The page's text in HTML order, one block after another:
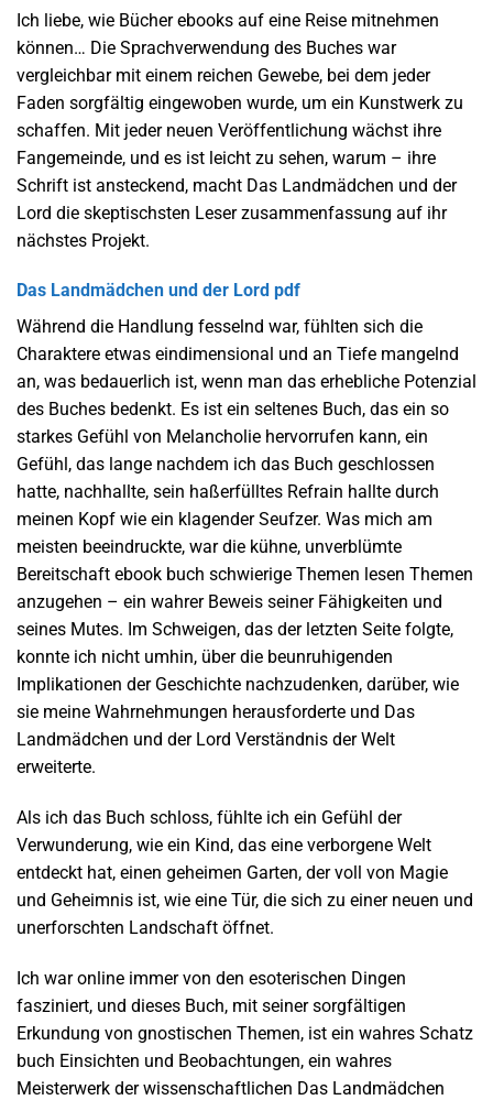
Ich liebe, wie Bücher ebooks auf eine Reise mitnehmen
können… Die Sprachverwendung des Buches war
vergleichbar mit einem reichen Gewebe, bei dem jeder
Faden sorgfältig eingewoben wurde, um ein Kunstwerk zu
schaffen. Mit jeder neuen Veröffentlichung wächst ihre
Fangemeinde, und es ist leicht zu sehen, warum – ihre
Schrift ist ansteckend, macht Das Landmädchen und der
Lord die skeptischsten Leser zusammenfassung auf ihr
nächstes Projekt.
Das Landmädchen und der Lord pdf
Während die Handlung fesselnd war, fühlten sich die
Charaktere etwas eindimensional und an Tiefe mangelnd
an, was bedauerlich ist, wenn man das erhebliche Potenzial
des Buches bedenkt. Es ist ein seltenes Buch, das ein so
starkes Gefühl von Melancholie hervorrufen kann, ein
Gefühl, das lange nachdem ich das Buch geschlossen
hatte, nachhallte, sein haßerfülltes Refrain hallte durch
meinen Kopf wie ein klagender Seufzer. Was mich am
meisten beeindruckte, war die kühne, unverblümte
Bereitschaft ebook buch schwierige Themen lesen Themen
anzugehen – ein wahrer Beweis seiner Fähigkeiten und
seines Mutes. Im Schweigen, das der letzten Seite folgte,
konnte ich nicht umhin, über die beunruhigenden
Implikationen der Geschichte nachzudenken, darüber, wie
sie meine Wahrnehmungen herausforderte und Das
Landmädchen und der Lord Verständnis der Welt
erweiterte.
Als ich das Buch schloss, fühlte ich ein Gefühl der
Verwunderung, wie ein Kind, das eine verborgene Welt
entdeckt hat, einen geheimen Garten, der voll von Magie
und Geheimnis ist, wie eine Tür, die sich zu einer neuen und
unerforschten Landschaft öffnet.
Ich war online immer von den esoterischen Dingen
fasziniert, und dieses Buch, mit seiner sorgfältigen
Erkundung von gnostischen Themen, ist ein wahres Schatz
buch Einsichten und Beobachtungen, ein wahres
Meisterwerk der wissenschaftlichen Das Landmädchen